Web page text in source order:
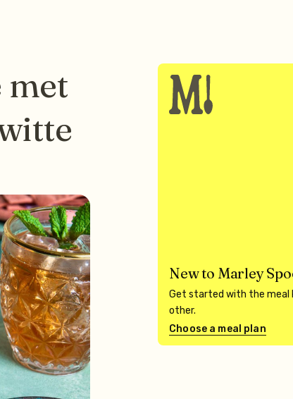
met
New to Marley
Get started with the
other.
Choose a meal plan